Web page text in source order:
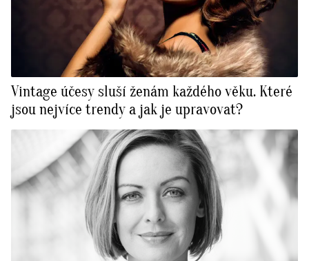
Vintage účesy sluší ženám každého věku. Které
jsou nejvíce trendy a jak je upravovat?